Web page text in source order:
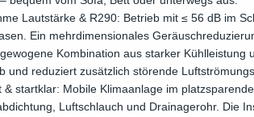
Lautstärke & R290: Betrieb mit ≤ 56 dB im
Ein mehrdimensionales
Kombination aus starker
und reduziert zusätzlich störende
& startklar: Mobile Klimaanlage im
Luftschlauch und Drainagerohr. Die